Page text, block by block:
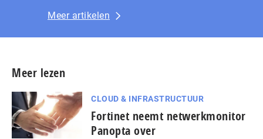
Meer artikelen
Meer lezen
CLOUD & INFRASTRUCTUUR
Fortinet neemt netwerkmonitor
Panopta over